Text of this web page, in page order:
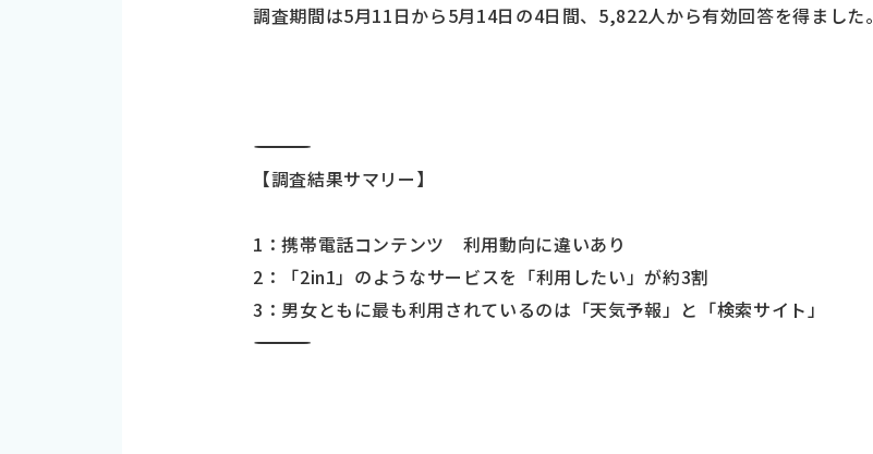
調査期間は5月11日から5月14日の4日間、5,822人から有効回答を得ました。
―――――――――――――――――――――――――――――――――――
【調査結果サマリー】
1：携帯電話コンテンツ 利用動向に違いあり
2：「2in1」のようなサービスを「利用したい」が約3割
3：男女ともに最も利用されているのは「天気予報」と「検索サイト」
―――――――――――――――――――――――――――――――――――